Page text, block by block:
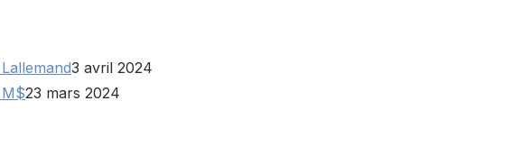
3 avril 2024
23 mars 2024